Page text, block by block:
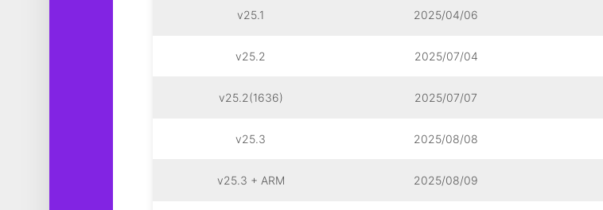
v25.1 2025/04/06
v25.2 2025/07/04
v25.2(1636) 2025/07/07
v25.3 2025/08/08
v25.3 + ARM 2025/08/09